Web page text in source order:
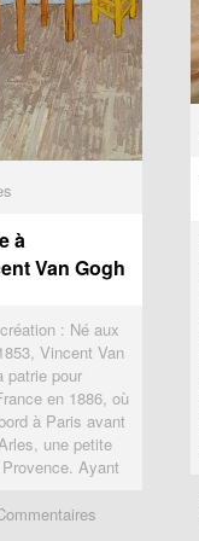
à
Van Gogh
: Né aux
Vincent Van
patrie pour
en 1886, où
à Paris avant
une petite
Ayant
à
Van Gogh